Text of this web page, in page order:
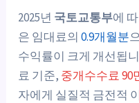
2025년 국토교통부에
은 임대료의0.9개월분
수익률이 크게 개선됩
료 기준, 중개수수료 90
자에게 실질적 금전적